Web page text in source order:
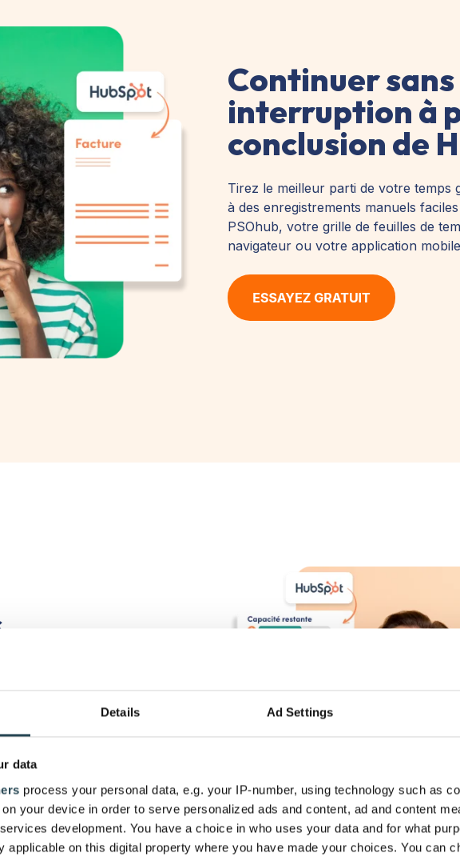
Details Ad Settings
data
process your personal data, e.g. your IP-number, using technology such as
your device in order to serve personalized ads and content, ad and content
development. You have a choice in who uses your data and for what
applicable on this digital property where you have made your choices. You can
Continuer sans
interruption à
conclusion de
Tirez le meilleur parti de votre temps
à des enregistrements manuels
PSOhub, votre grille de feuilles de
navigateur ou votre application
début à la
vos engagements, du
factures, et recevoir des
plan.